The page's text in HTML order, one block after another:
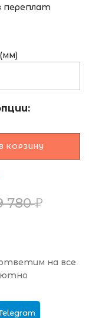
переплат
КОРЗИНУ
780
на все